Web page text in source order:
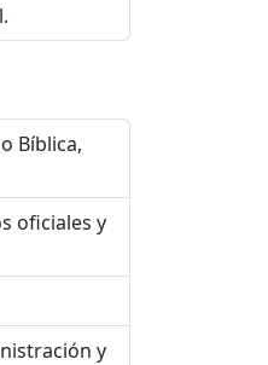
Bíblica,
oficiales y
y